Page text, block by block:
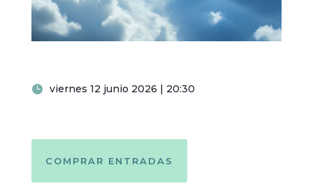
viernes 12 junio 2026 | 20:30
COMPRAR ENTRADAS